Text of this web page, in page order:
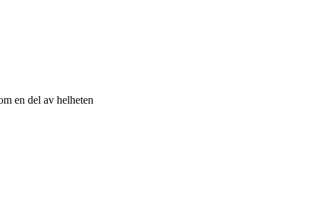
en del av helheten